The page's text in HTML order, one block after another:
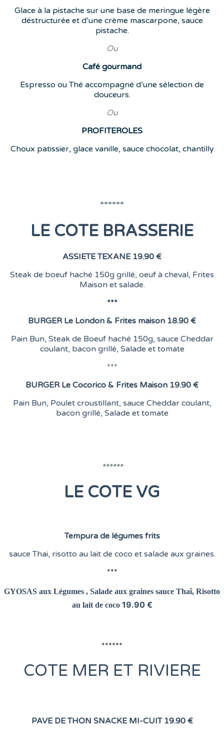
Glace à la pistache sur une base de meringue légère
déstructurée et d’une crème mascarpone, sauce
pistache.
Ou
Café gourmand
Espresso ou Thé accompagné d’une sélection de
douceurs.
Ou
PROFITEROLES
Choux patissier, glace vanille, sauce chocolat, chantilly
******
LE COTE BRASSERIE
ASSIETE TEXANE 19.90 €
Steak de boeuf haché 150g grillé, oeuf à cheval, Frites
Maison et salade.
***
BURGER Le London & Frites maison 18.90 €
Pain Bun, Steak de Boeuf haché 150g, sauce Cheddar
coulant, bacon grillé, Salade et tomate
***
BURGER Le Cocorico & Frites Maison 19.90 €
Pain Bun, Poulet croustillant, sauce Cheddar coulant,
bacon grillé, Salade et tomate
******
LE COTE VG
Tempura de légumes frits
sauce Thai, risotto au lait de coco et salade aux graines.
***
GYOSAS aux Légumes , Salade aux graines sauce Thaî, Risotto
au lait de coco 19.90 €
******
COTE MER ET RIVIERE
PAVE DE THON SNACKE MI-CUIT 19.90 €